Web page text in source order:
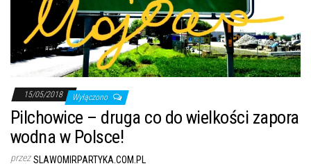
15/05/2018 Wyłączono
Pilchowice – druga co do wielkości zapora
wodna w Polsce!
przez SLAWOMIRPARTYKA.COM.PL